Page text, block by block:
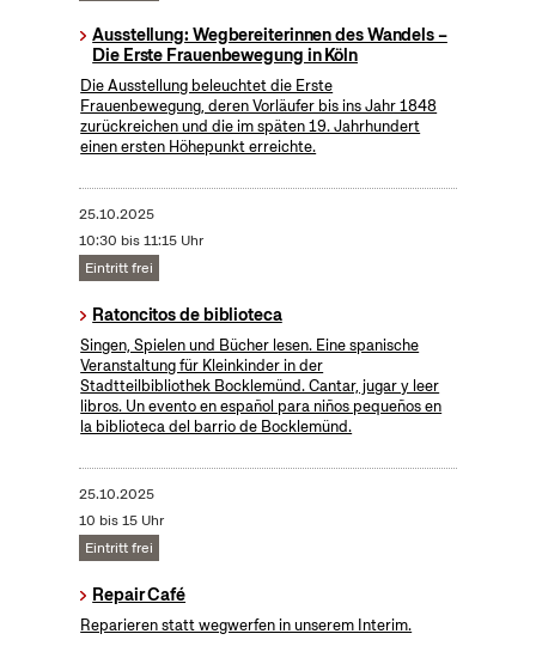
Ausstellung: Wegbereiterinnen des Wandels –
Die Erste Frauenbewegung in Köln
Die Ausstellung beleuchtet die Erste
Frauenbewegung, deren Vorläufer bis ins Jahr 1848
zurückreichen und die im späten 19. Jahrhundert
einen ersten Höhepunkt erreichte.
25.10.2025
10:30 bis 11:15 Uhr
Eintritt frei
Ratoncitos de biblioteca
Singen, Spielen und Bücher lesen. Eine spanische
Veranstaltung für Kleinkinder in der
Stadtteilbibliothek Bocklemünd. Cantar, jugar y leer
libros. Un evento en español para niños pequeños en
la biblioteca del barrio de Bocklemünd.
25.10.2025
10 bis 15 Uhr
Eintritt frei
Repair Café
Reparieren statt wegwerfen in unserem Interim.